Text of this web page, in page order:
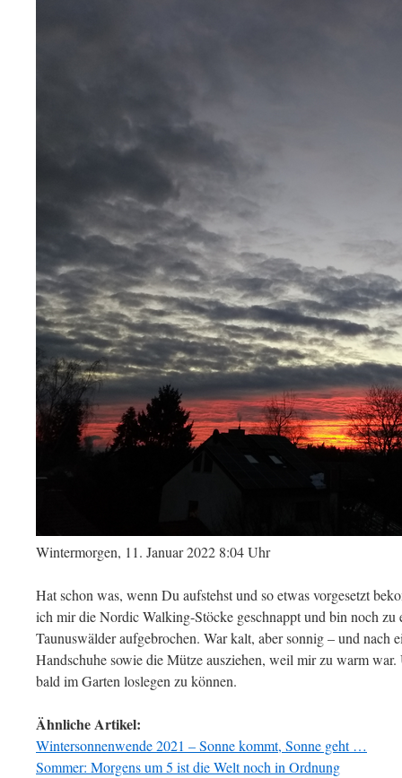
Wintermorgen, 11. Januar 2022 8:04 Uhr
Hat schon was, wenn Du aufstehst und so etwas vorgesetzt
ich mir die Nordic Walking-Stöcke geschnappt und bin noch zu
Taunuswälder aufgebrochen. War kalt, aber sonnig – und nach
Handschuhe sowie die Mütze ausziehen, weil mir zu warm
bald im Garten loslegen zu können.
Ähnliche Artikel:
Wintersonnenwende 2021 – Sonne kommt, Sonne geht …
Sommer: Morgens um 5 ist die Welt noch in Ordnung